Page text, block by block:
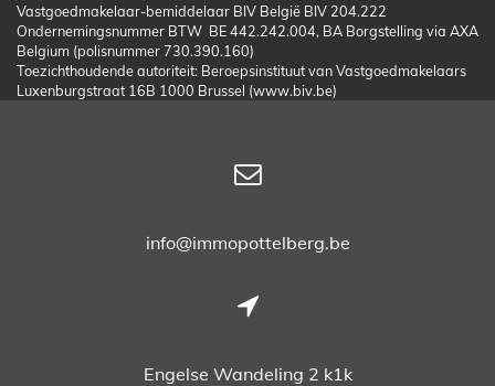
Vastgoedmakelaar-bemiddelaar BIV België BIV 204.222
Ondernemingsnummer BTW BE 442.242.004, BA Borgstelling via AXA
Belgium (polisnummer 730.390.160)
Toezichthoudende autoriteit: Beroepsinstituut van Vastgoedmakelaars
Luxenburgstraat 16B 1000 Brussel (www.biv.be)
info@immopottelberg.be
Engelse Wandeling 2 k1k